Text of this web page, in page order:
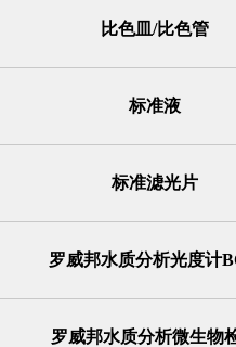
比色皿/比色管
标准液
标准滤光片
罗威邦水质分析光度计
罗威邦水质分析微生物